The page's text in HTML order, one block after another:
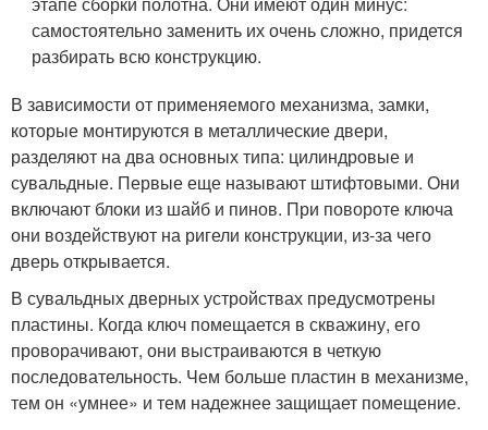
самостоятельно заменить их очень сложно, придется
разбирать всю конструкцию.
В зависимости от применяемого механизма, замки,
которые монтируются в металлические двери,
разделяют на два основных типа: цилиндровые и
сувальдные. Первые еще называют штифтовыми. Они
включают блоки из шайб и пинов. При повороте ключа
они воздействуют на ригели конструкции, из-за чего
дверь открывается.
В сувальдных дверных устройствах предусмотрены
пластины. Когда ключ помещается в скважину, его
проворачивают, они выстраиваются в четкую
последовательность. Чем больше пластин в механизме,
тем он «умнее» и тем надежнее защищает помещение.